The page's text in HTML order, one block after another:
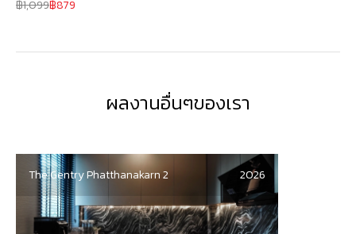
1,099 879
ผลงานอื่นๆของเรา
The Gentry Phatthanakarn 2 2026